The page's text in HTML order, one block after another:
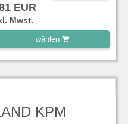
EUR
Mwst.
wählen
KPM